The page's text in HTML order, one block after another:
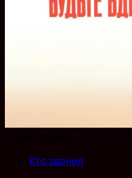
Кто звонил